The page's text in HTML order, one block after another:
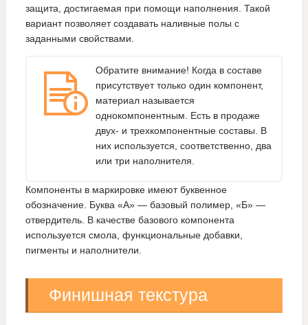
защита, достигаемая при помощи наполнения. Такой
вариант позволяет создавать наливные полы с
заданными свойствами.
Обратите внимание! Когда в составе
присутствует только один компонент,
материал называется
однокомпонентным. Есть в продаже
двух- и трехкомпонентные составы. В
них используется, соответственно, два
или три наполнителя.
Компоненты в маркировке имеют буквенное
обозначение. Буква «А» — базовый полимер, «Б» —
отвердитель. В качестве базового компонента
используется смола, функциональные добавки,
пигменты и наполнители.
Финишная текстура